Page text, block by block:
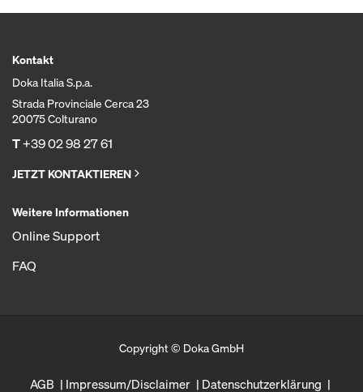
Kontakt
Doka Italia S.p.a.
Strada Provinciale Cerca 23
20075 Colturano
T+39 02 98 27 61
JETZT KONTAKTIEREN
Weitere Informationen
Online Support
FAQ
Copyright © Doka GmbH
AGB Impressum/Disclaimer Datenschutzerklärung